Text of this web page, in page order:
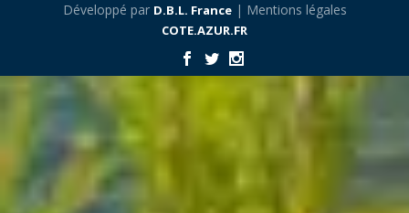
Développé par D.B.L. France| Mentions légales
COTE.AZUR.FR